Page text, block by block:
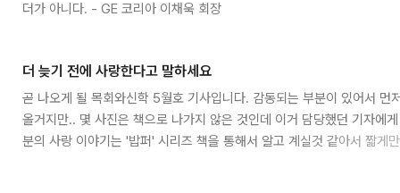
더가 아니다. - GE 코리아 이채욱 회장
더 늦기 전에 사랑한다고 말하세요
곧 나오게 될 목회와신학 5월호 기사입니다. 감동되는 부분이 있어서 먼
올거지만.. 몇 사진은 책으로 나가지 않은 것인데 이거 담당했던 기자에
분의 사랑 이야기는 '밥퍼' 시리즈 책을 통해서 알고 계실것 같아서 짧게